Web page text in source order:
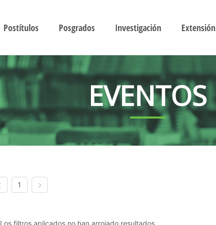
Postítulos Posgrados Investigación Extensión
EVENTOS
1
Los filtros aplicados no han arrojado resultados